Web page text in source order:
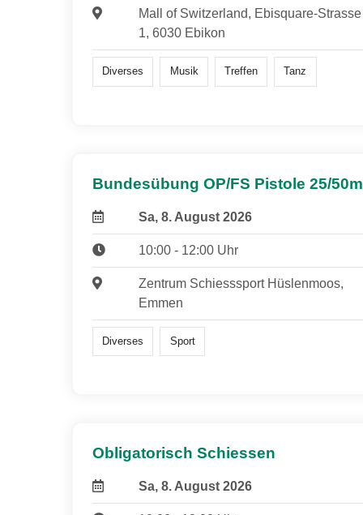
Mall of Switzerland, Ebisquare-Strasse
1, 6030 Ebikon
Diverses Musik Treffen Tanz
Bundesübung OP/FS Pistole 25/50m
Sa, 8. August 2026
10:00 - 12:00 Uhr
Zentrum Schiesssport Hüslenmoos,
Emmen
Diverses Sport
Obligatorisch Schiessen
Sa, 8. August 2026